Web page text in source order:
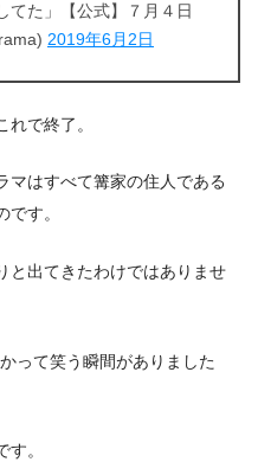
た」【公式】７月４日
2019年6月2日
れで終了。
はすべて篝家の住人である
す。
と出てきたわけではありませ
って笑う瞬間がありました
。